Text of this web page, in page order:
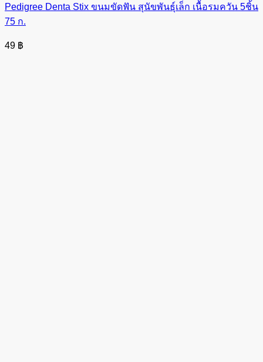
Pedigree Denta Stix ขนมขัดฟัน สุนัขพันธุ์เล็ก เนื้อรมควัน 5ชิ้น
75 ก.
49 ฿